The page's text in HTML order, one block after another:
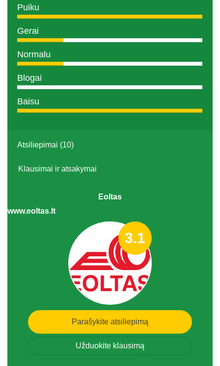
Puiku
Gerai
Normalu
Blogai
Baisu
Atsiliepimai (10)
Klausimai ir atsakymai
Eoltas
www.eoltas.lt
3.1
Parašykite atsiliepimą
Užduokite klausimą